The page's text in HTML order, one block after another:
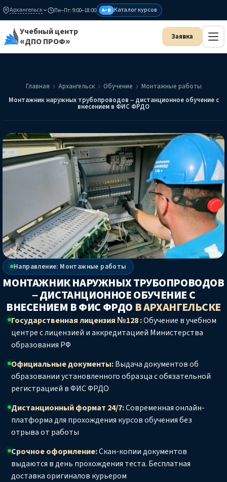
Архангельск Пн–Пт: 9:00–18:00 А–Я Каталог курсов
Учебный центр
«ДПО ПРОФ»
Главная Архангельск Обучение
Монтажные работы
Монтажник наружных трубопроводов – дистанционное обучение с
внесением в ФИС ФРДО
Направление: Монтажные работы
МОНТАЖНИК НАРУЖНЫХ ТРУБОПРОВОДОВ
– ДИСТАНЦИОННОЕ ОБУЧЕНИЕ С
ВНЕСЕНИЕМ В ФИС ФРДО В АРХАНГЕЛЬСКЕ
Государственная лицензия №128 :Обучение в учебном
центре с лицензией и аккредитацией Министерства
образования РФ
Официальные документы:Выдача документов об
образовании установленного образца с обязательной
регистрацией в ФИС ФРДО
Дистанционный формат 24/7:Современная онлайн-
платформа для прохождения курсов обучения без
отрыва от работы
Срочное оформление:Скан-копии документов
выдаются в день прохождения теста. Бесплатная
доставка оригиналов курьером